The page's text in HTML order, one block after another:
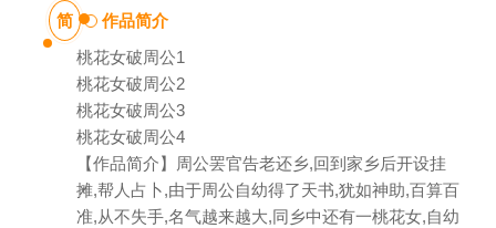
简
作品简介
桃花女破周公1
桃花女破周公2
桃花女破周公3
桃花女破周公4
【作品简介】周公罢官告老还乡,回到家乡后开设挂
摊,帮人占卜,由于周公自幼得了天书,犹如神助,百算百
准,从不失手,名气越来越大,同乡中还有一桃花女,自幼